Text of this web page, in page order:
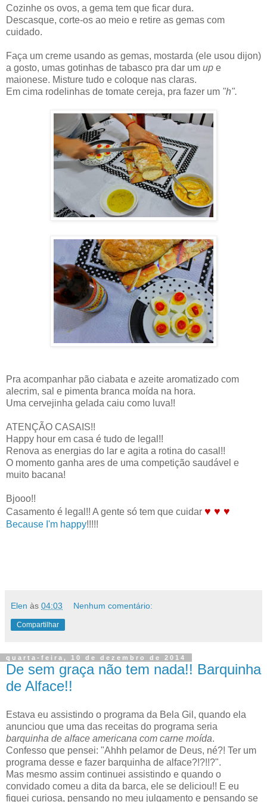
Cozinhe os ovos, a gema tem que ficar dura.
Descasque, corte-os ao meio e retire as gemas com
cuidado.
Faça um creme usando as gemas, mostarda (ele usou dijon)
a gosto, umas gotinhas de tabasco pra dar um up e
maionese. Misture tudo e coloque nas claras.
Em cima rodelinhas de tomate cereja, pra fazer um "h".
Pra acompanhar pão ciabata e azeite aromatizado com
alecrim, sal e pimenta branca moída na hora.
Uma cervejinha gelada caiu como luva!!
ATENÇÃO CASAIS!!
Happy hour em casa é tudo de legal!!
Renova as energias do lar e agita a rotina do casal!!
O momento ganha ares de uma competição saudável e
muito bacana!
Bjooo!!
Casamento é legal!! A gente só tem que cuidar ♥ ♥ ♥
Because I'm happy!!!!!
Elen às 04:03 Nenhum comentário:
Compartilhar
quarta-feira, 10 de dezembro de 2014
De sem graça não tem nada!! Barquinha
de Alface!!
Estava eu assistindo o programa da Bela Gil, quando ela
anunciou que uma das receitas do programa seria
barquinha de alface americana com carne moída.
Confesso que pensei: "Ahhh pelamor de Deus, né?! Ter um
programa desse e fazer barquinha de alface?!?!!?".
Mas mesmo assim continuei assistindo e quando o
convidado comeu a dita da barca, ele se deliciou!! E eu
fiquei curiosa, pensando no meu julgamento e pensando se